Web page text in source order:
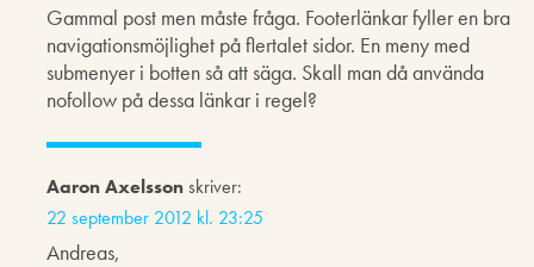
Gammal post men måste fråga. Footerlänkar fyller en bra
navigationsmöjlighet på flertalet sidor. En meny med
submenyer i botten så att säga. Skall man då använda
nofollow på dessa länkar i regel?
Aaron Axelssonskriver:
22 september 2012 kl. 23:25
Andreas,